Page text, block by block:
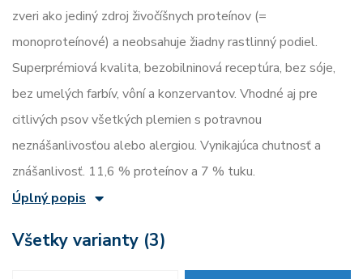
zveri ako jediný zdroj živočíšnych proteínov (=
monoproteínové) a neobsahuje žiadny rastlinný podiel.
Superprémiová kvalita, bezobilninová receptúra, bez sóje,
bez umelých farbív, vôní a konzervantov. Vhodné aj pre
citlivých psov všetkých plemien s potravnou
neznášanlivosťou alebo alergiou. Vynikajúca chutnosť a
znášanlivosť. 11,6 % proteínov a 7 % tuku.
Úplný popis
Všetky varianty (3)